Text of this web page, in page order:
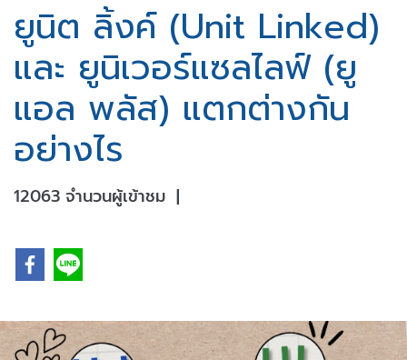
ยูนิต ลิ้งค์​ (Unit Linked)
และ ยูนิเวอร์แซลไลฟ์ (ยู
แอล พลัส) แตกต่างกัน
อย่างไร
12063 จำนวนผู้เข้าชม |